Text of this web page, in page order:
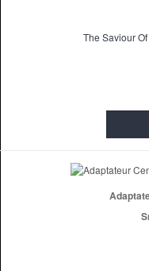
The Saviour